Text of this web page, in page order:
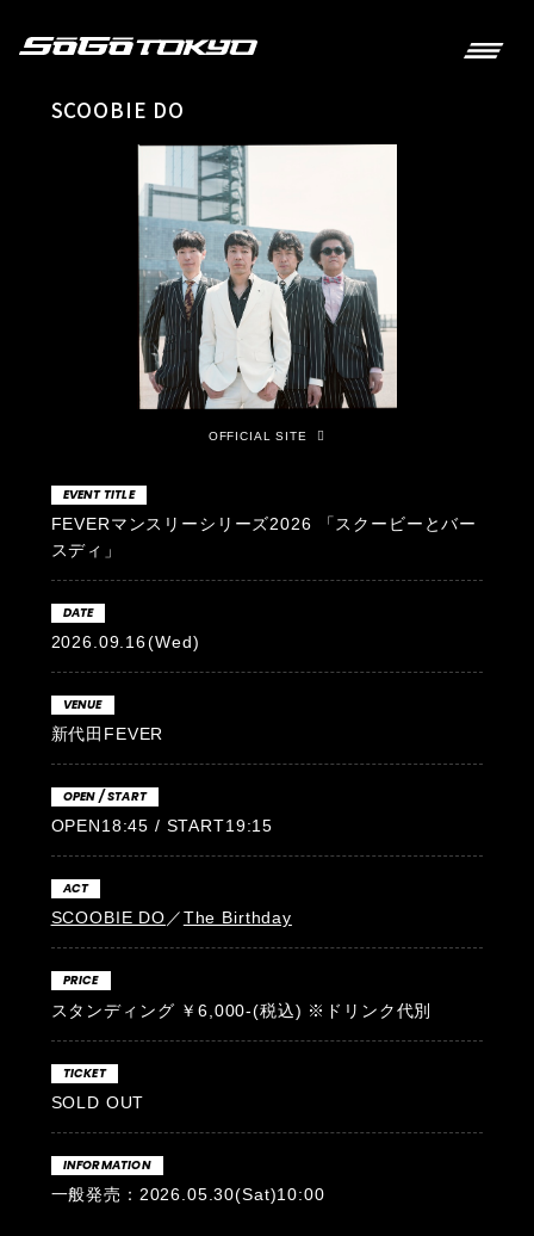
SCOOBIE DO
OFFICIAL SITE
EVENT TITLE
FEVERマンスリーシリーズ2026 「スクービーとバー
スディ」
DATE
2026.09.16(Wed)
VENUE
新代田FEVER
OPEN / START
OPEN18:45 / START19:15
ACT
SCOOBIE DO／The Birthday
PRICE
スタンディング ￥6,000-(税込) ※ドリンク代別
TICKET
SOLD OUT
INFORMATION
一般発売：2026.05.30(Sat)10:00